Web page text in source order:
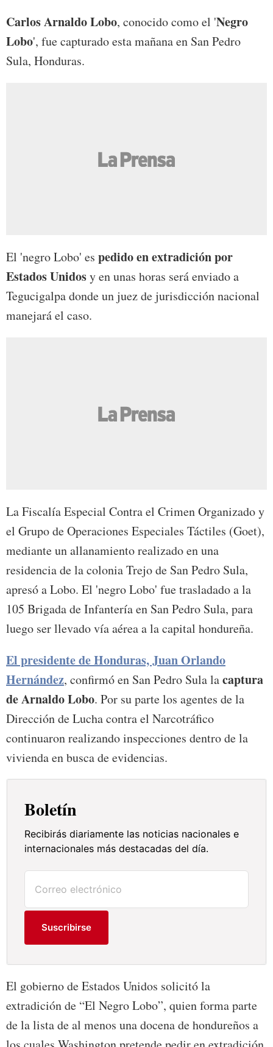
Carlos Arnaldo Lobo, conocido como el 'Negro
Lobo', fue capturado esta mañana en San Pedro
Sula, Honduras.
El 'negro Lobo' es pedido en extradición por
Estados Unidosy en unas horas será enviado a
Tegucigalpa donde un juez de jurisdicción nacional
manejará el caso.
La Fiscalía Especial Contra el Crimen Organizado y
el Grupo de Operaciones Especiales Táctiles (Goet),
mediante un allanamiento realizado en una
residencia de la colonia Trejo de San Pedro Sula,
apresó a Lobo. El 'negro Lobo' fue trasladado a la
105 Brigada de Infantería en San Pedro Sula, para
luego ser llevado vía aérea a la capital hondureña.
El presidente de Honduras, Juan Orlando
Hernández, confirmó en San Pedro Sula lacaptura
de Arnaldo Lobo. Por su parte los agentes de la
Dirección de Lucha contra el Narcotráfico
continuaron realizando inspecciones dentro de la
vivienda en busca de evidencias.
Boletín
Recibirás diariamente las noticias nacionales e
internacionales más destacadas del día.
Suscribirse
El gobierno de Estados Unidos solicitó la
extradición de “El Negro Lobo”, quien forma parte
de la lista de al menos una docena de hondureños a